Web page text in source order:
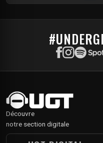
Découvre
notre section digitale